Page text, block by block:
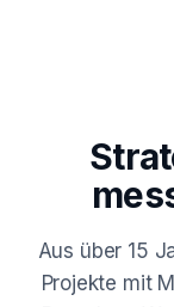
Aus über 15
Projekte mit